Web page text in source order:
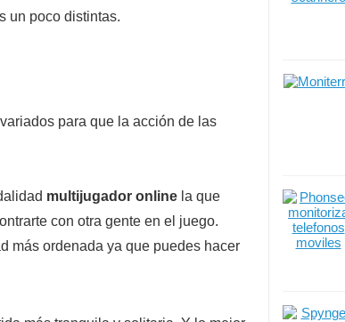
un poco distintas.
para que la acción de las
multijugador online la que
con otra gente en el juego.
más ordenada ya que puedes hacer